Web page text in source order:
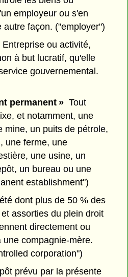
employeur ou s'en
autre façon. ("employer")
Entreprise ou activité,
à but lucratif, qu'elle
gouvernemental.
permanent » Tout
et notamment, une
mine, un puits de pétrole,
une ferme, une
une usine, un
un bureau ou une
establishment")
dont plus de 50 % des
assorties du plein droit
directement ou
une compagnie-mère.
corporation")
prévu par la présente